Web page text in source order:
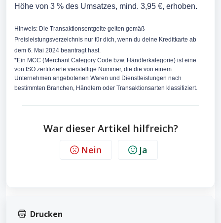
Höhe von 3 % des Umsatzes, mind. 3,95 €, erhoben.
Hinweis: Die Transaktionsentgelte gelten gemäß
Preisleistungsverzeichnis nur für dich, wenn du deine Kreditkarte ab
dem 6. Mai 2024 beantragt hast.
*Ein MCC (Merchant Category Code bzw. Händlerkategorie) ist eine
von ISO zertifizierte vierstellige Nummer, die die von einem
Unternehmen angebotenen Waren und Dienstleistungen nach
bestimmten Branchen, Händlern oder Transaktionsarten klassifiziert.
War dieser Artikel hilfreich?
Nein Ja
Drucken